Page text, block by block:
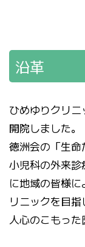
沿革
ひめゆりクリ
開院しました。
徳洲会の「生命
小児科の外来
に地域の皆様
リニックを目
人心のこもった